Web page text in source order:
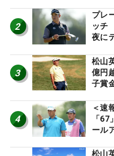
2
プレ
ッチ
夜に
3
松山
億円
子賞
4
＜速
「
ール
松山